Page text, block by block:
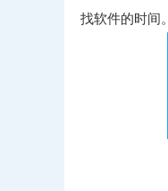
找软件的时间。